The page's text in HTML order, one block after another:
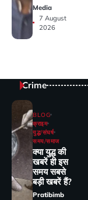
Media
7 August
2026
Crime
BLOG
क्राइम
युद्ध/संघर्ष
समय/समाज
क्या युद्ध की
खबरें ही इस
समय सबसे
बड़ी खबरें हैं?
Pratibimb